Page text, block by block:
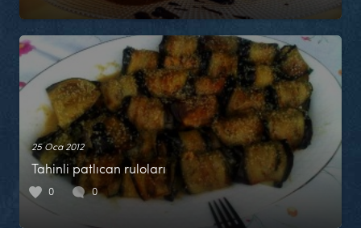
25 Oca 2012
Tahinli patlıcan ruloları
0 0